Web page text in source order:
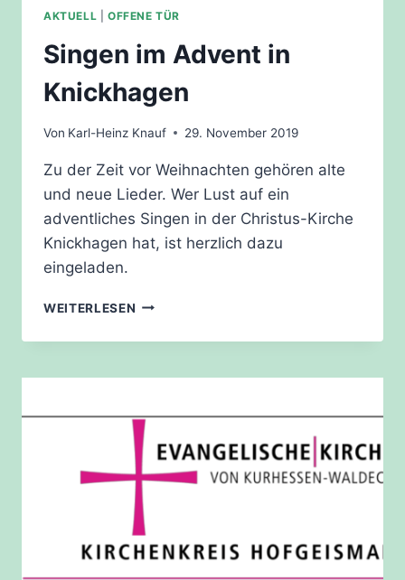
AKTUELL OFFENE TÜR
Singen im Advent in
Knickhagen
Von Karl-Heinz Knauf 29. November 2019
Zu der Zeit vor Weihnachten gehören alte
und neue Lieder. Wer Lust auf ein
adventliches Singen in der Christus-Kirche
Knickhagen hat, ist herzlich dazu
eingeladen.
WEITERLESEN SINGEN
ADVENT
KNICKHAGEN